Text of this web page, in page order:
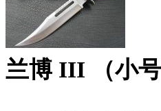
兰博 III （小